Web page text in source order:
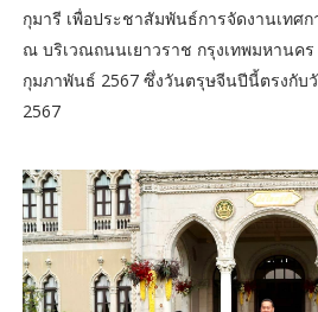
กุมารี เพื่อประชาสัมพันธ์การจัดงานเทศ
ณ บริเวณถนนเยาวราช กรุงเทพมหานค
กุมภาพันธ์ 2567 ซึ่งวันตรุษจีนปีนี้ตรงกับ
2567